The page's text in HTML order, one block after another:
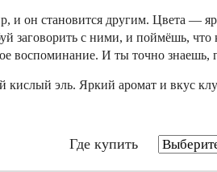
и он становится другим. Цвета —
заговорить с ними, и поймёшь,
воспоминание. И ты точно знаешь,
эль. Яркий аромат и вкус
Где купить